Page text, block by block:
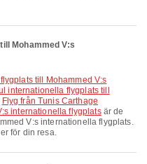
Mohammed V:s
internationella flygplats till
Flyg från Tunis Carthage
internationella flygplatsär de
V:s internationella flygplats.
för din resa.